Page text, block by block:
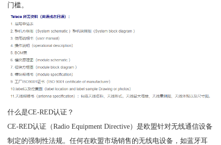
门槛。
什么是CE-RED认证？
CE-RED认证（Radio Equipment Directive）是欧盟针对无线通信设备
制定的强制性法规。任何在欧盟市场销售的无线电设备，如蓝牙耳